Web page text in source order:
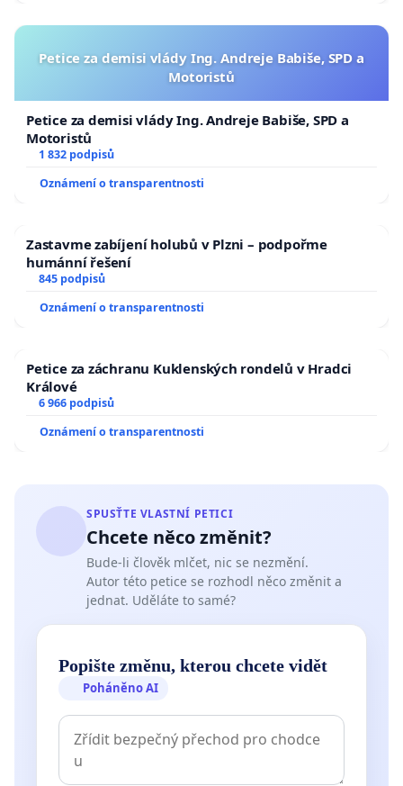
Petice za demisi vlády Ing. Andreje Babiše, SPD a
Motoristů
Petice za demisi vlády Ing. Andreje Babiše, SPD a
Motoristů
1 832 podpisů
Oznámení o transparentnosti
Zastavme zabíjení holubů v Plzni – podpořme
humánní řešení
845 podpisů
Oznámení o transparentnosti
Petice za záchranu Kuklenských rondelů v Hradci
Králové
6 966 podpisů
Oznámení o transparentnosti
SPUSŤTE VLASTNÍ PETICI
Chcete něco změnit?
Bude-li člověk mlčet, nic se nezmění.
Autor této petice se rozhodl něco změnit a
jednat. Uděláte to samé?
Popište změnu, kterou chcete vidět
Poháněno AI